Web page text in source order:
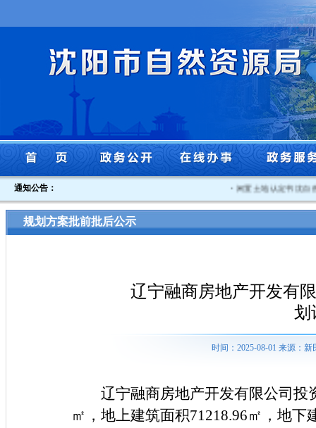
通知公告： 闲置土地认定书沈自
规划方案批前批后公示
辽宁融商房地产开发有
划
时间：2025-08-01 来源：
辽宁融商房地产开发有限公司投
㎡，地上建筑面积71218.96㎡，地下